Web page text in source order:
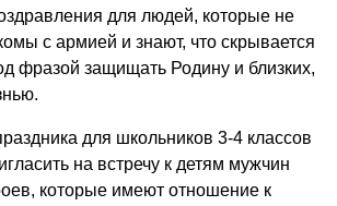
для людей, которые не
с армией и знают, что скрывается
фразой защищать Родину и близких,
для школьников 3-4 классов
на встречу к детям мужчин
которые имеют отношение к